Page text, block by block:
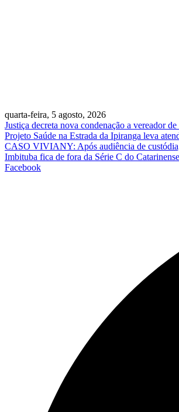
quarta-feira, 5 agosto, 2026
Justiça decreta nova condenação a vereador
Projeto Saúde na Estrada da Ipiranga leva
CASO VIVIANY: Após audiência de
Imbituba fica de fora da Série C do
Facebook